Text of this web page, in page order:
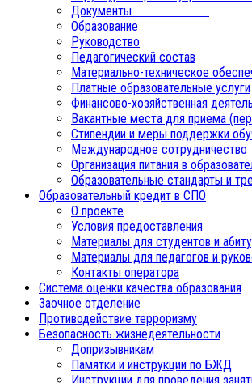
Документы
Образование
Руководство
Педагогический состав
Материально-техническое
Платные образовательные услуги
Финансово-хозяйственная
Вакантные места для приема
Стипендии и меры поддержки
Международное сотрудничество
Организация питания в
Образовательные стандарты и
Образовательный кредит в СПО
О проекте
Условия предоставления
Материалы для студентов и
Материалы для педагогов и
Контакты оператора
Система оценки качества образования
Заочное отделение
Противодействие терроризму
Безопасность жизнедеятельности
Допризывникам
Памятки и инструкции по БЖД
Инструкции для проведения